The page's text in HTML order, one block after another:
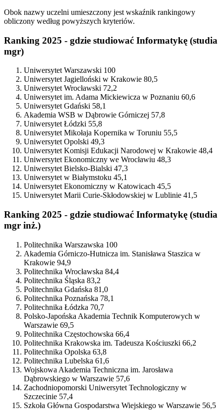
Obok nazwy uczelni umieszczony jest wskaźnik rankingowy
obliczony według powyższych kryteriów.
Ranking 2025 - gdzie studiować Informatykę (studia
mgr)
Uniwersytet Warszawski 100
Uniwersytet Jagielloński w Krakowie 80,5
Uniwersytet Wrocławski 72,2
Uniwersytet im. Adama Mickiewicza w Poznaniu 60,6
Uniwersytet Gdański 58,1
Akademia WSB w Dąbrowie Górniczej 57,8
Uniwersytet Łódzki 55,8
Uniwersytet Mikołaja Kopernika w Toruniu 55,5
Uniwersytet Opolski 49,3
Uniwersytet Komisji Edukacji Narodowej w Krakowie 48,4
Uniwersytet Ekonomiczny we Wrocławiu 48,3
Uniwersytet Bielsko-Bialski 47,3
Uniwersytet w Białymstoku 45,1
Uniwersytet Ekonomiczny w Katowicach 45,5
Uniwersytet Marii Curie-Skłodowskiej w Lublinie 41,5
Ranking 2025 - gdzie studiować Informatykę (studia
mgr inż.)
Politechnika Warszawska 100
Akademia Górniczo-Hutnicza im. Stanisława Staszica w
Krakowie 94,9
Politechnika Wrocławska 84,4
Politechnika Śląska 83,2
Politechnika Gdańska 81,0
Politechnika Poznańska 78,1
Politechnika Łódzka 70,7
Polsko-Japońska Akademia Technik Komputerowych w
Warszawie 69,5
Politechnika Częstochowska 66,4
Politechnika Krakowska im. Tadeusza Kościuszki 66,2
Politechnika Opolska 63,8
Politechnika Lubelska 61,6
Wojskowa Akademia Techniczna im. Jarosława
Dąbrowskiego w Warszawie 57,6
Zachodniopomorski Uniwersytet Technologiczny w
Szczecinie 57,4
Szkoła Główna Gospodarstwa Wiejskiego w Warszawie 56,5